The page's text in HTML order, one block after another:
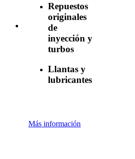
Repuestos
originales
de
inyección y
turbos
Llantas y
lubricantes
Más información